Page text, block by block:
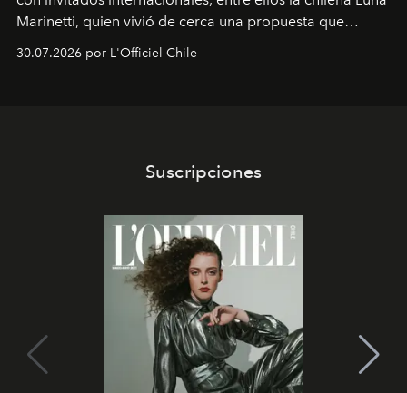
Marinetti, quien vivió de cerca una propuesta que
fusiona moda y rendimiento.
30.07.2026 por L'Officiel Chile
Suscripciones